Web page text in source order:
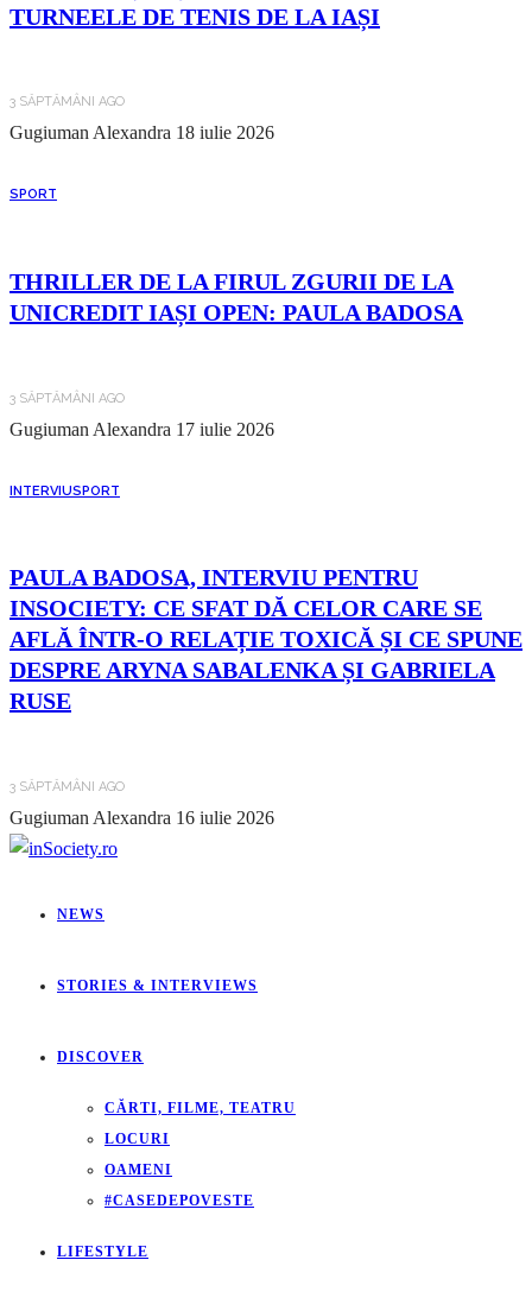
TURNEELE DE TENIS DE LA IAȘI
3 SĂPTĂMÂNI AGO
Gugiuman Alexandra 18 iulie 2026
SPORT
THRILLER DE LA FIRUL ZGURII DE LA
UNICREDIT IAȘI OPEN: PAULA BADOSA
3 SĂPTĂMÂNI AGO
Gugiuman Alexandra 17 iulie 2026
INTERVIUSPORT
PAULA BADOSA, INTERVIU PENTRU
INSOCIETY: CE SFAT DĂ CELOR CARE SE
AFLĂ ÎNTR-O RELAȚIE TOXICĂ ȘI CE SPUNE
DESPRE ARYNA SABALENKA ȘI GABRIELA
RUSE
3 SĂPTĂMÂNI AGO
Gugiuman Alexandra 16 iulie 2026
NEWS
STORIES & INTERVIEWS
DISCOVER
CĂRTI, FILME, TEATRU
LOCURI
OAMENI
#CASEDEPOVESTE
LIFESTYLE